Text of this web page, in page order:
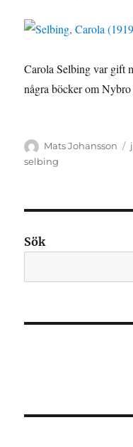
Carola Selbing var gift
några böcker om
Författare
Mats Johansson
selbing
Sök